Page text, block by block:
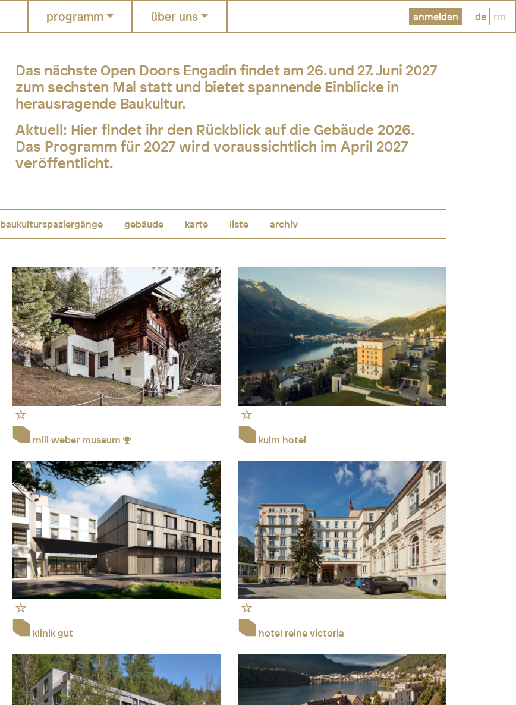
programm über uns anmelden de rm
Das nächste Open Doors Engadin findet am 26. und 27. Juni 2027
zum sechsten Mal statt und bietet spannende Einblicke in
herausragende Baukultur.
Aktuell: Hier findet ihr den Rückblick auf die Gebäude 2026.
Das Programm für 2027 wird voraussichtlich im April 2027
veröffentlicht.
baukulturspaziergänge gebäude karte liste
archiv
mili weber museum kulm hotel
klinik gut hotel reine victoria